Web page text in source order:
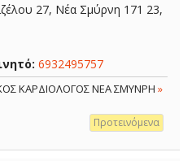
27, Νέα Σμύρνη 171 23,
6932495757
ΚΑΡΔΙΟΛΟΓΟΣ ΝΕΑ ΣΜΥΝΡΗ »
Προτεινόμενα